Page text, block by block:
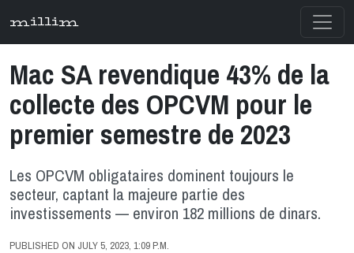
millim
Mac SA revendique 43% de la
collecte des OPCVM pour le
premier semestre de 2023
Les OPCVM obligataires dominent toujours le
secteur, captant la majeure partie des
investissements — environ 182 millions de dinars.
PUBLISHED ON JULY 5, 2023, 1:09 P.M.